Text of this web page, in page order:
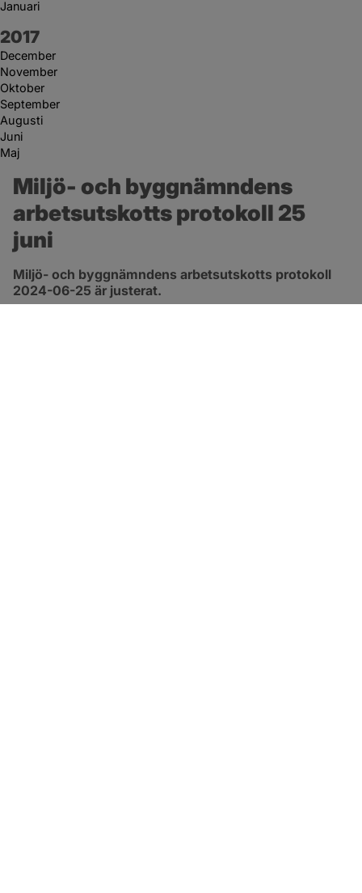
Januari
År:
2017
December
November
Oktober
September
Augusti
Juni
Maj
Miljö- och byggnämndens
arbetsutskotts protokoll 25
juni
Miljö- och byggnämndens arbetsutskotts protokoll
2024-06-25 är justerat.